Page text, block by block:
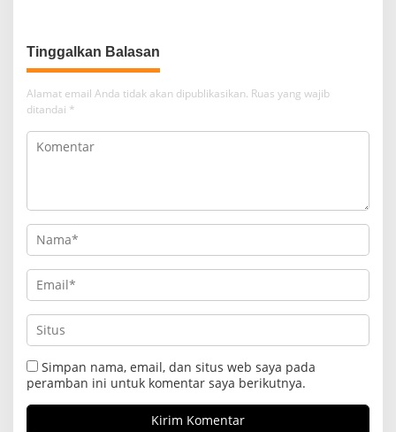
Tinggalkan Balasan
Alamat email Anda tidak akan dipublikasikan. Ruas yang wajib
ditandai *
Simpan nama, email, dan situs web saya pada
peramban ini untuk komentar saya berikutnya.